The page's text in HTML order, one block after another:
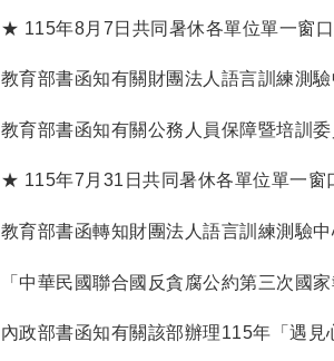
★ 115年8月7日共同暑休各單位單一窗
教育部書函知有關財團法人語言訓練測
教育部書函知有關公務人員保障暨培訓
★ 115年7月31日共同暑休各單位單一窗
教育部書函轉知財團法人語言訓練測驗
「中華民國聯合國反貪腐公約第三次國
內政部書函知有關該部辦理115年「遇